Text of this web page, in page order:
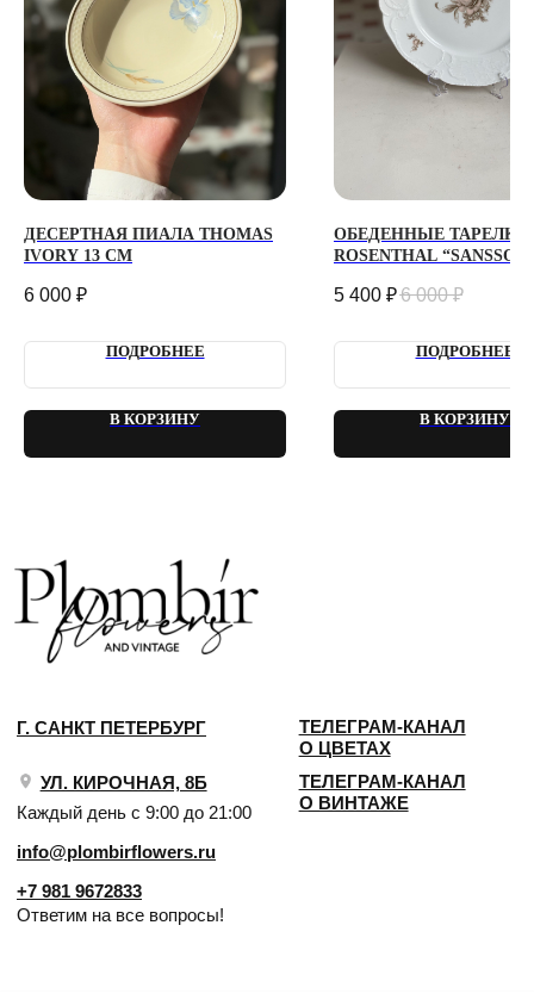
ДЕСЕРТНАЯ ПИАЛА THOMAS
IVORY 13 СМ
6 000 ₽
ПОДРОБНЕЕ
В КОРЗИНУ
ОБЕДЕННЫЕ ТАРЕЛКИ
ROSENTHAL
5 400 ₽6 000 ₽
ПОДРОБНЕЕ
В КОРЗИНУ
КОНФИДЕНЦИАЛЬНОСТЬ
+7 981 9672833
Ответим на все вопросы!
ДОГОВОР ОФЕРТЫ
ИП Сомова Валентина Юриевна
ИНН 470320429965
ОГРНИП 320470400035500